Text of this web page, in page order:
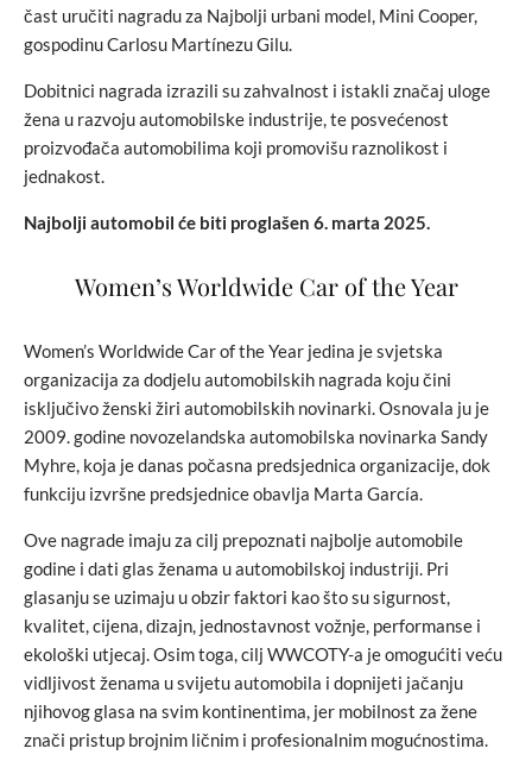
čast uručiti nagradu za Najbolji urbani model, Mini Cooper,
gospodinu Carlosu Martínezu Gilu.
Dobitnici nagrada izrazili su zahvalnost i istakli značaj uloge
žena u razvoju automobilske industrije, te posvećenost
proizvođača automobilima koji promovišu raznolikost i
jednakost.
Najbolji automobil će biti proglašen 6. marta 2025.
Women’s Worldwide Car of the Year
Women’s Worldwide Car of the Year jedina je svjetska
organizacija za dodjelu automobilskih nagrada koju čini
isključivo ženski žiri automobilskih novinarki. Osnovala ju je
2009. godine novozelandska automobilska novinarka Sandy
Myhre, koja je danas počasna predsjednica organizacije, dok
funkciju izvršne predsjednice obavlja Marta García.
Ove nagrade imaju za cilj prepoznati najbolje automobile
godine i dati glas ženama u automobilskoj industriji. Pri
glasanju se uzimaju u obzir faktori kao što su sigurnost,
kvalitet, cijena, dizajn, jednostavnost vožnje, performanse i
ekološki utjecaj. Osim toga, cilj WWCOTY-a je omogućiti veću
vidljivost ženama u svijetu automobila i dopnijeti jačanju
njihovog glasa na svim kontinentima, jer mobilnost za žene
znači pristup brojnim ličnim i profesionalnim mogućnostima.